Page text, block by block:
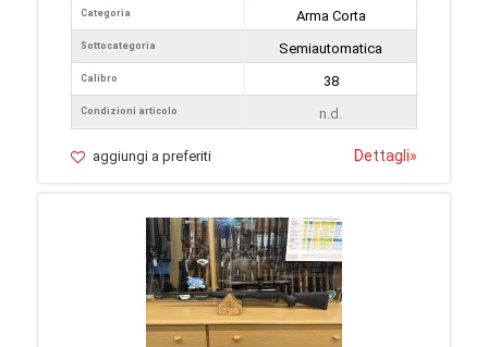
Categoria
Sottocategoria
Calibro
Condizioni articolo
Arma Corta
Semiautomatica
38
n.d.
aggiungi a preferiti Dettagli»